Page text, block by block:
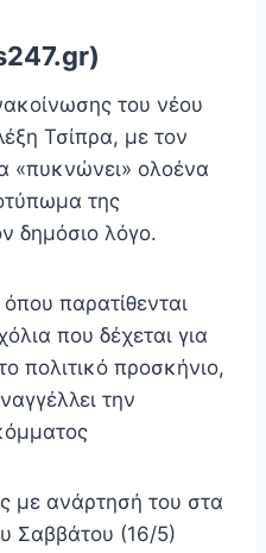
του νέου
Τσίπρα, με τον
ολοένα
της
δημόσιο λόγο.
παρατίθενται
που δέχεται για
πολιτικό προσκήνιο,
την
με ανάρτησή του στα
Σαββάτου (16/5)